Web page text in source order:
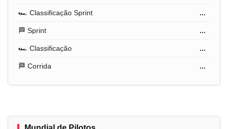
🏎️ Classificação Sprint ...
🏁 Sprint ...
🏎️ Classificação ...
🏁 Corrida ...